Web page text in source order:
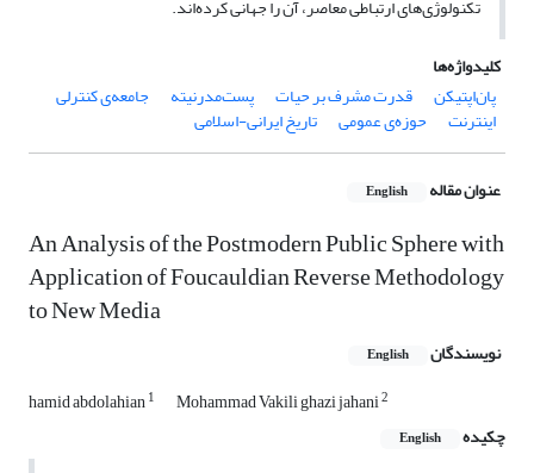
تکنولوژی‌های ارتباطی معاصر، آن را جهانی کرده‌اند.
کلیدواژه‌ها
پان‌اپتیکن
قدرت مشرف بر حیات پست‌مدرنیته جامعه‌ی کنترلی
اینترنت حوزه‌ی عمومی تاریخ ایرانی-اسلامی
عنوان مقاله English
An Analysis of the Postmodern Public Sphere with
Application of Foucauldian Reverse Methodology
to New Media
نویسندگان English
hamid abdolahian1 Mohammad Vakili ghazi jahani2
چکیده English